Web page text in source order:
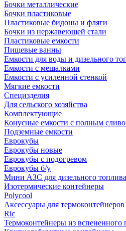
Бочки металлические
Бочки пластиковые
Пластиковые бидоны и фляги
Бочки из нержавеющей стали
Пластиковые емкости
Пищевые ванны
Емкости для воды и дизельного
Емкости с мешалками
Емкости с усиленной стенкой
Мягкие емкости
Специзделия
Для сельского хозяйства
Комплектующие
Конусные емкости с полным
Подземные емкости
Еврокубы
Еврокубы новые
Еврокубы с подогревом
Еврокубы б/у
Мини АЗС для дизельного топлива
Изотермические контейнеры
Polycool
Аксессуары для термоконтейнеров
Ric
Термоконтейнеры из вспененного